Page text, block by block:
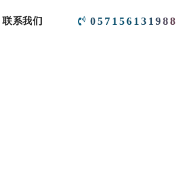
联系我们 05 7 1 56 1 3 1 988